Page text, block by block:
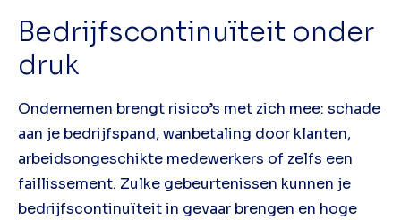
Bedrijfscontinuïteit onder
druk
Ondernemen brengt risico’s met zich mee: schade
aan je bedrijfspand, wanbetaling door klanten,
arbeidsongeschikte medewerkers of zelfs een
faillissement. Zulke gebeurtenissen kunnen je
bedrijfscontinuïteit in gevaar brengen en hoge